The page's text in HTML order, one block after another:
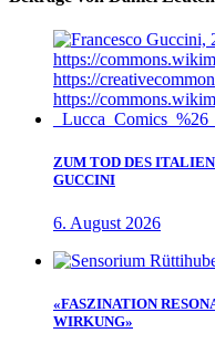
ZUM TOD DES
GUCCINI
6. August 2026
«FASZINATION
WIRKUNG»